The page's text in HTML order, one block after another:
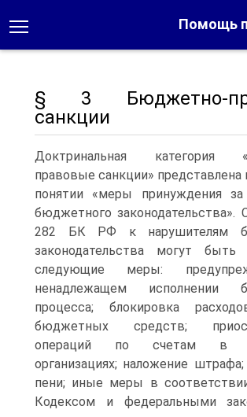
Помощь
§ 3 Бюджетно-
санкции
Доктринальная категория
правовые санкции» представлена
понятии «меры принуждения за
бюджетного законодательства».
282 БК РФ к нарушителям
законодательства могут быть
следующие меры:
ненадлежащем исполнении
процесса; блокировка
бюджетных средств;
операций по счетам в
организациях; наложение штрафа;
пени; иные меры в
Кодексом и федеральными